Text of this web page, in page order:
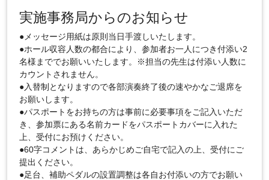
実施事務局からのお知らせ
●メッセージ用紙は原則当日手渡しいたします。
●ホール収容人数の都合により、参加者お一人につき付添い2
名様まででお願いいたします。※担当の先生は付添い人数に
カウントされません。
●入替制となりますので各部演奏終了後の速やかなご退席を
お願いします。
●パスポートをお持ちの方は事前に必要事項をご記入いただ
き、参加票にある名前カードをパスポートカバーに入れた
上、受付にお預けください。
●60字コメントは、あらかじめご自宅で記入の上、受付にご
提出ください。
●足台、補助ペダルの設置調整は各自お付添いの方でお願い